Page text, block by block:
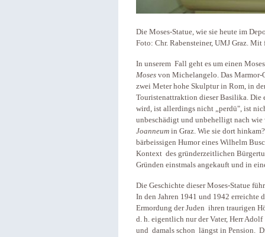
Die Moses-Statue, wie sie heute im
Foto: Chr. Rabensteiner, UMJ Graz.
In unserem Fall geht es um einen
Moses von Michelangelo. Das Marmor-
zwei Meter hohe Skulptur in Rom, in
Touristenattraktion dieser Basilika. Die
wird, ist allerdings nicht „perdü", ist
unbeschädigt und unbehelligt nach
Joanneum in Graz. Wie sie dort
bärbeissigen Humor eines Wilhelm
Kontext des gründerzeitlichen
Gründen einstmals angekauft und in
Die Geschichte dieser Moses-Statue
In den Jahren 1941 und 1942
Ermordung der Juden ihren traurigen
d. h. eigentlich nur der Vater, Herr
und damals schon längst in Pension.